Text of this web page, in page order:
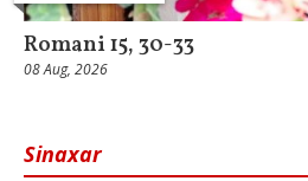
Romani 15, 30-33
08 Aug, 2026
Sinaxar